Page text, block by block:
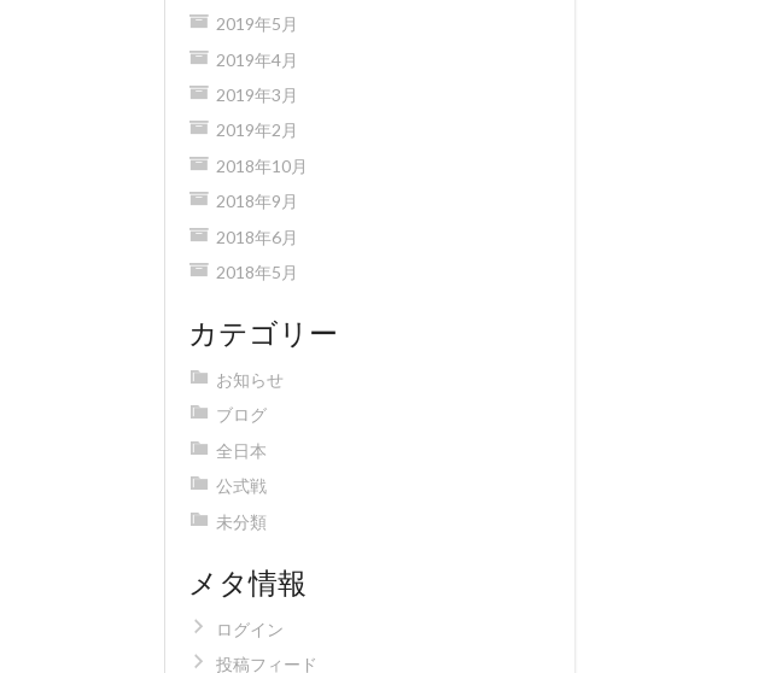
2019年5月
2019年4月
2019年3月
2019年2月
2018年10月
2018年9月
2018年6月
2018年5月
カテゴリー
お知らせ
ブログ
全日本
公式戦
未分類
メタ情報
ログイン
投稿フィード